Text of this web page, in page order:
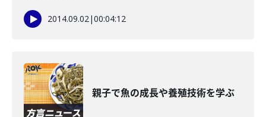
2014.09.02|00:04:12
親子で魚の成長や養殖技術を学ぶ